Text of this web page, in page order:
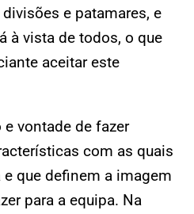
e patamares, e
à vista de todos, o que
aceitar este
e vontade de fazer
com as quais
que definem a imagem
para a equipa. Na